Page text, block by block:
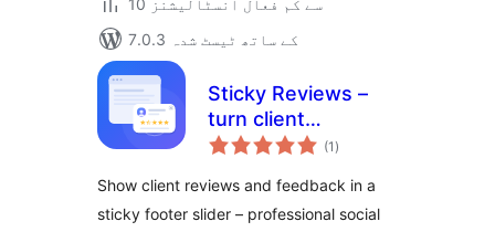
10 سے کم فعال انسٹالیشنز
7.0.3 کے ساتھ ٹیسٹ شدہ
Sticky Reviews –
turn client
feedback into trust
(1 مجموعی
درجہ
)
Show client reviews and feedback in a
sticky footer slider – professional social